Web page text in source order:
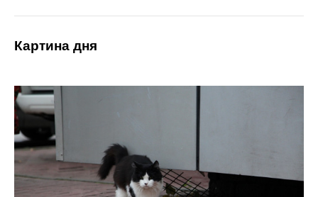
Картина дня